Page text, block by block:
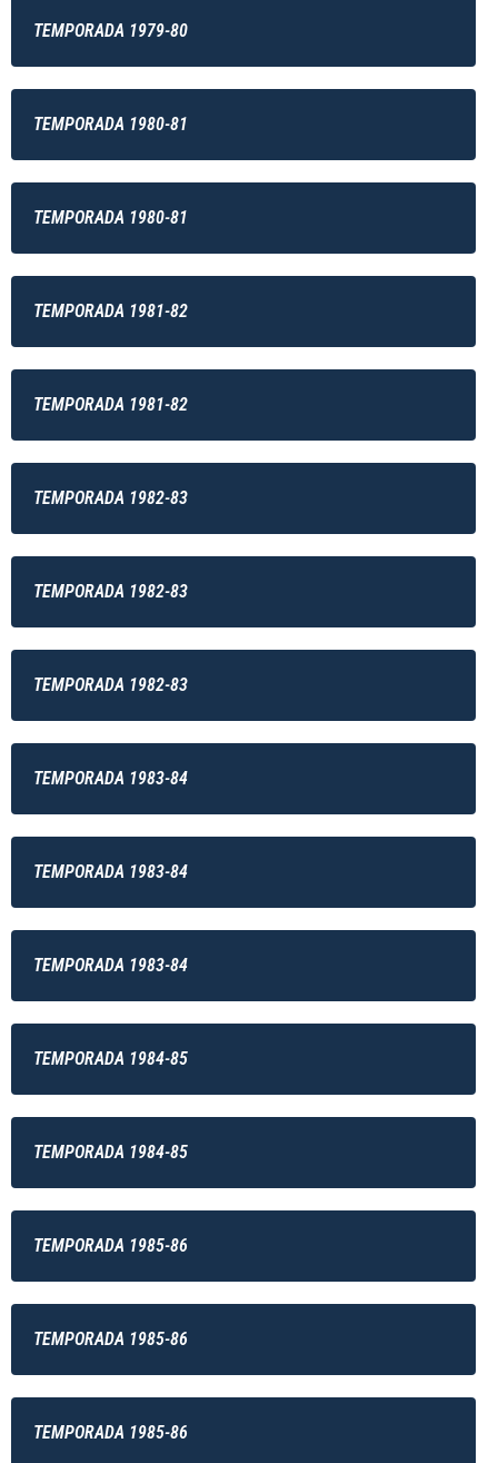
TEMPORADA 1979-80
TEMPORADA 1980-81
TEMPORADA 1980-81
TEMPORADA 1981-82
TEMPORADA 1981-82
TEMPORADA 1982-83
TEMPORADA 1982-83
TEMPORADA 1982-83
TEMPORADA 1983-84
TEMPORADA 1983-84
TEMPORADA 1983-84
TEMPORADA 1984-85
TEMPORADA 1984-85
TEMPORADA 1985-86
TEMPORADA 1985-86
TEMPORADA 1985-86